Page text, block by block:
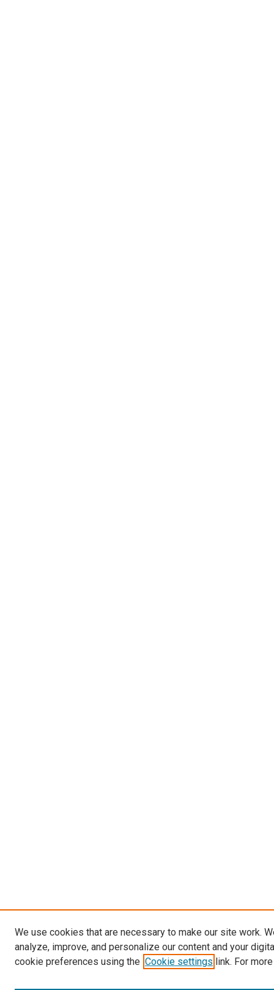
We use cookies that are necessary to make our site work.
analyze, improve, and personalize our content and your
cookie preferences using the Cookie settings link. For